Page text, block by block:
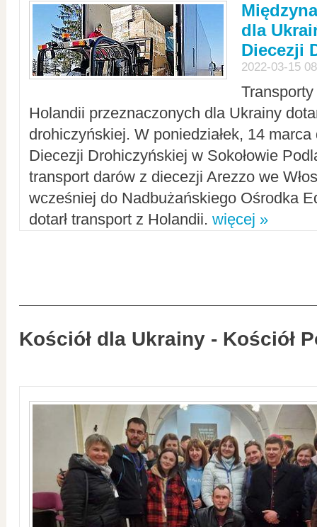
dla
Diecezji
2022-03-15
Holandii przeznaczonych dla Ukrainy
drohiczyńskiej. W poniedziałek, 14
Diecezji Drohiczyńskiej w Sokołowie
transport darów z diecezji Arezzo we
wcześniej do Nadbużańskiego Ośrodka
dotarł transport z Holandii. więcej »
Kościół dla Ukrainy - Kościół